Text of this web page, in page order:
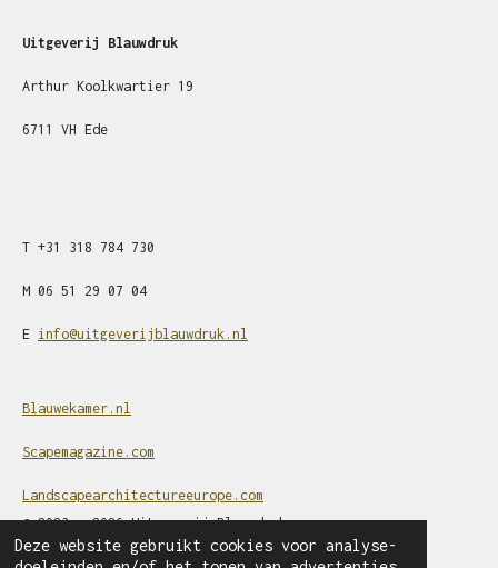
Deze website gebruikt cookies voor analyse-
Uitgeverij Blauwdruk
Arthur Koolkwartier 19
6711 VH Ede
T +31 318 784 730
M 06 51 29 07 04
E info@uitgeverijblauwdruk.nl
Blauwekamer.nl
Scapemagazine.com
Landscapearchitectureeurope.com
© 2023 - 2026 Uitgeverij Blauwdruk
Powered byJouwWeb